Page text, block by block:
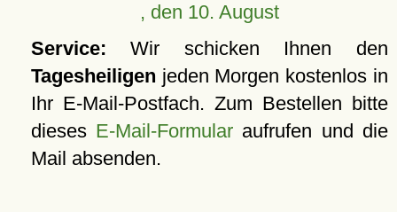
, den 10. August
Service: Wir schicken Ihnen den
Tagesheiligen jeden Morgen kostenlos in
Ihr E-Mail-Postfach. Zum Bestellen bitte
dieses E-Mail-Formular aufrufen und die
Mail absenden.